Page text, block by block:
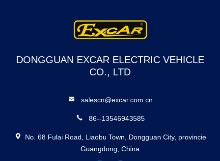
DONGGUAN EXCAR ELECTRIC VEHICLE
CO., LTD
salescn@excar.com.cn
86--13546943585
No. 68 Fulai Road, Liaobu Town, Dongguan City, provincie
Guangdong, China